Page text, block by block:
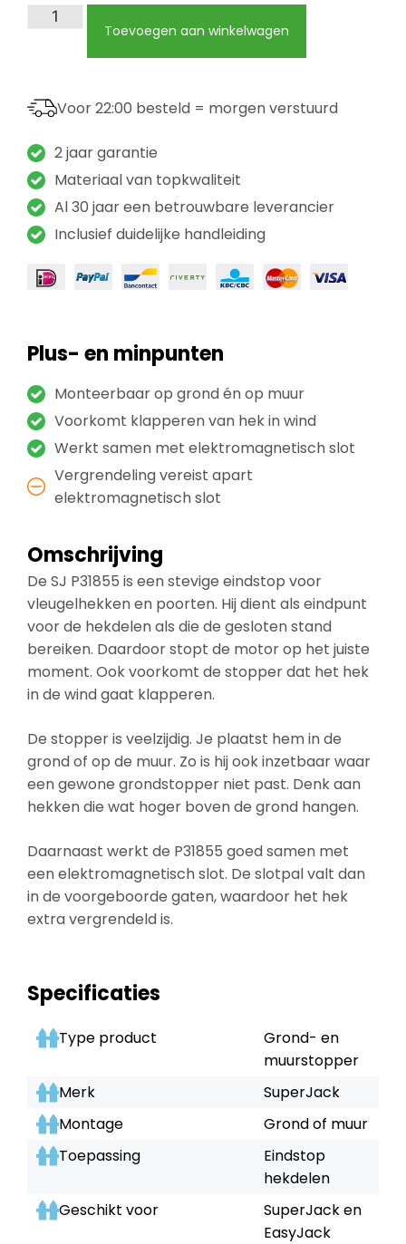
Toevoegen aan winkelwagen
Voor 22:00 besteld = morgen verstuurd
2 jaar garantie
Materiaal van topkwaliteit
Al 30 jaar een betrouwbare leverancier
Inclusief duidelijke handleiding
Plus- en minpunten
Monteerbaar op grond én op muur
Voorkomt klapperen van hek in wind
Werkt samen met elektromagnetisch slot
Vergrendeling vereist apart
elektromagnetisch slot
Omschrijving
De SJ P31855 is een stevige eindstop voor
vleugelhekken en poorten. Hij dient als eindpunt
voor de hekdelen als die de gesloten stand
bereiken. Daardoor stopt de motor op het juiste
moment. Ook voorkomt de stopper dat het hek
in de wind gaat klapperen.
De stopper is veelzijdig. Je plaatst hem in de
grond of op de muur. Zo is hij ook inzetbaar waar
een gewone grondstopper niet past. Denk aan
hekken die wat hoger boven de grond hangen.
Daarnaast werkt de P31855 goed samen met
een elektromagnetisch slot. De slotpal valt dan
in de voorgeboorde gaten, waardoor het hek
extra vergrendeld is.
Specificaties
Type product
Grond- en
muurstopper
Merk
SuperJack
Montage
Grond of muur
Toepassing
Eindstop
hekdelen
Geschikt voor
SuperJack en
EasyJack